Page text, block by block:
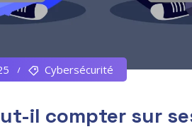
Cybersécurité
il compter sur